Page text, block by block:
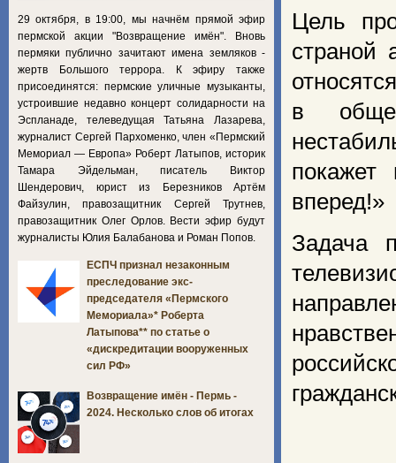
Цель
страной
в
покажет
Задача
29 октября, в 19:00, мы начнём прямой эфир
пермской акции "Возвращение имён". Вновь
пермяки публично зачитают имена земляков -
жертв Большого террора. К эфиру также
присоединятся: пермские уличные музыканты,
устроившие недавно концерт солидарности на
Эспланаде, телеведущая Татьяна Лазарева,
журналист Сергей Пархоменко, член «Пермский
Мемориал — Европа» Роберт Латыпов, историк
Тамара Эйдельман, писатель Виктор
Шендерович, юрист из Березников Артём
Файзулин, правозащитник Сергей Трутнев,
правозащитник Олег Орлов. Вести эфир будут
журналисты Юлия Балабанова и Роман Попов.
ЕСПЧ признал незаконным
преследование экс-
председателя «Пермского
Мемориала»* Роберта
Латыпова** по статье о
«дискредитации вооруженных
сил РФ»
Возвращение имён - Пермь -
2024. Несколько слов об итогах